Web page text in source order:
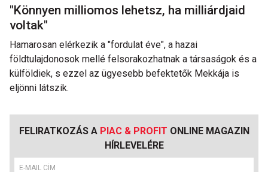
"Könnyen milliomos lehetsz, ha milliárdjaid
voltak"
Hamarosan elérkezik a "fordulat éve", a hazai
földtulajdonosok mellé felsorakozhatnak a társaságok és a
külföldiek, s ezzel az ügyesebb befektetők Mekkája is
eljönni látszik.
FELIRATKOZÁS A PIAC & PROFIT ONLINE MAGAZIN
HÍRLEVELÉRE